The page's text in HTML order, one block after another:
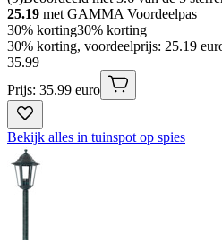
25.19 met GAMMA Voordeelpas
30% korting30% korting
30% korting, voordeelprijs: 25.19
35.99
Prijs: 35.99 euro
Bekijk alles in tuinspot op spies